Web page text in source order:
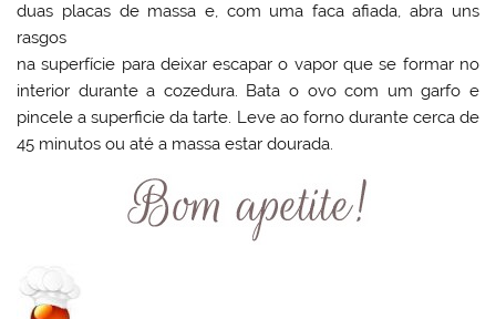
duas placas de massa e, com uma faca afiada, abra uns
rasgos
na superfície para deixar escapar o vapor que se formar no
interior durante a cozedura. Bata o ovo com um garfo e
pincele a superficie da tarte. Leve ao forno durante cerca de
45 minutos ou até a massa estar dourada.